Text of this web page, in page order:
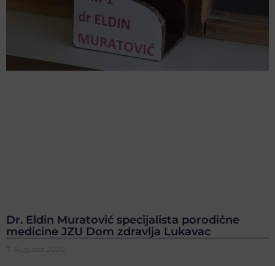
Dr. Eldin Muratović specijalista porodične
medicine JZU Dom zdravlja Lukavac
7. Augusta 2026.